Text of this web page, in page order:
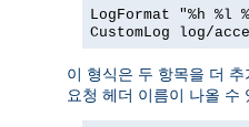
LogFormat "%h
CustomLog log/
이 형식은 두 항목을 더
요청 헤더 이름이 나올 수